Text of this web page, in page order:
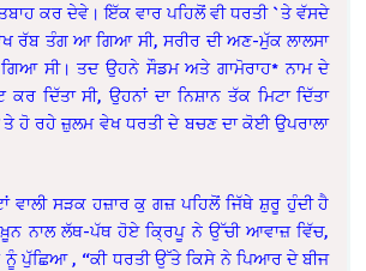
ਕਰ ਦੇਵੇ। ਇੱਕ ਵਾਰ ਪਹਿਲੋਂ ਵੀ ਧਰਤੀ `ਤੇ ਵੱਸਦੇ
ਰੱਬ ਤੰਗ ਆ ਗਿਆ ਸੀ, ਸਰੀਰ ਦੀ ਅਣ-ਮੁੱਕ ਲਾਲਸਾ
ਸੀ। ਤਦ ਉਹਨੇ ਸੌਡਮ ਅਤੇ ਗਾਮੋਰਾਹ* ਨਾਮ ਦੇ
ਦਿੱਤਾ ਸੀ, ਉਹਨਾਂ ਦਾ ਨਿਸ਼ਾਨ ਤੱਕ ਮਿਟਾ ਦਿੱਤਾ
ਹੋ ਰਹੇ ਜ਼ੁਲਮ ਵੇਖ ਧਰਤੀ ਦੇ ਬਚਣ ਦਾ ਕੋਈ ਉਪਰਾਲਾ
ਵਾਲੀ ਸੜਕ ਹਜ਼ਾਰ ਕੁ ਗਜ਼ ਪਹਿਲੋਂ ਜਿੱਥੇ ਸ਼ੁਰੂ ਹੁੰਦੀ ਹੈ
ਨਾਲ ਲੱਥ-ਪੱਥ ਹੋਏ ਕ੍ਰਿਪੂ ਨੇ ਉੱਚੀ ਆਵਾਜ਼ ਵਿੱਚ,
ਨੂੰ ਪੁੱਛਿਆ , “ਕੀ ਧਰਤੀ ਉੱਤੇ ਕਿਸੇ ਨੇ ਪਿਆਰ ਦੇ ਬੀਜ